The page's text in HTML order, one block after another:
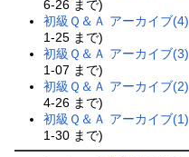
6-26 まで)
初級Ｑ＆Ａ アーカイブ(4)
1-25 まで)
初級Ｑ＆Ａ アーカイブ(3)
1-07 まで)
初級Ｑ＆Ａ アーカイブ(2)
4-26 まで)
初級Ｑ＆Ａ アーカイブ(1)
1-30 まで)